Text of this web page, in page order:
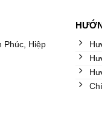
Phúc, Hiệp